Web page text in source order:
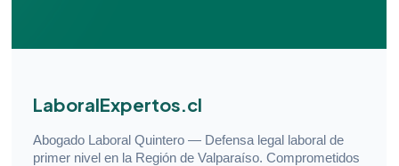
LaboralExpertos.cl
Abogado Laboral Quintero — Defensa legal laboral de
primer nivel en la Región de Valparaíso. Comprometidos